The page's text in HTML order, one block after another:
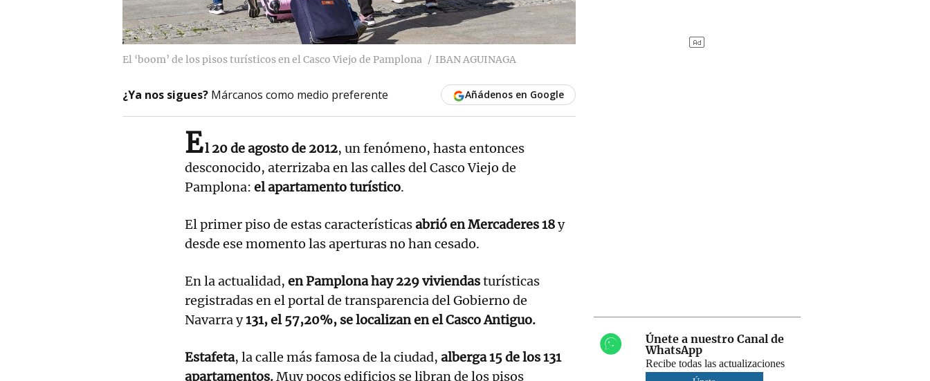
El ‘boom’ de los pisos turísticos en el Casco Viejo de Pamplona IBAN AGUINAGA
¿Ya nos sigues? Márcanos como medio preferente Añádenos en Google
El 20 de agosto de 2012, un fenómeno, hasta entonces
desconocido, aterrizaba en las calles del Casco Viejo de
Pamplona: el apartamento turístico.
El primer piso de estas característicasabrió en Mercaderes 18y
desde ese momento las aperturas no han cesado.
En la actualidad, en Pamplona hay 229 viviendasturísticas
registradas en el portal de transparencia del Gobierno de
Navarra y131, el 57,20%, se localizan en el Casco Antiguo.
Estafeta, la calle más famosa de la ciudad, alberga 15 de los 131
apartamentos.Muy pocos edificios se libran de los pisos
Únete a nuestro Canal de
WhatsApp
Recibe todas las actualizaciones